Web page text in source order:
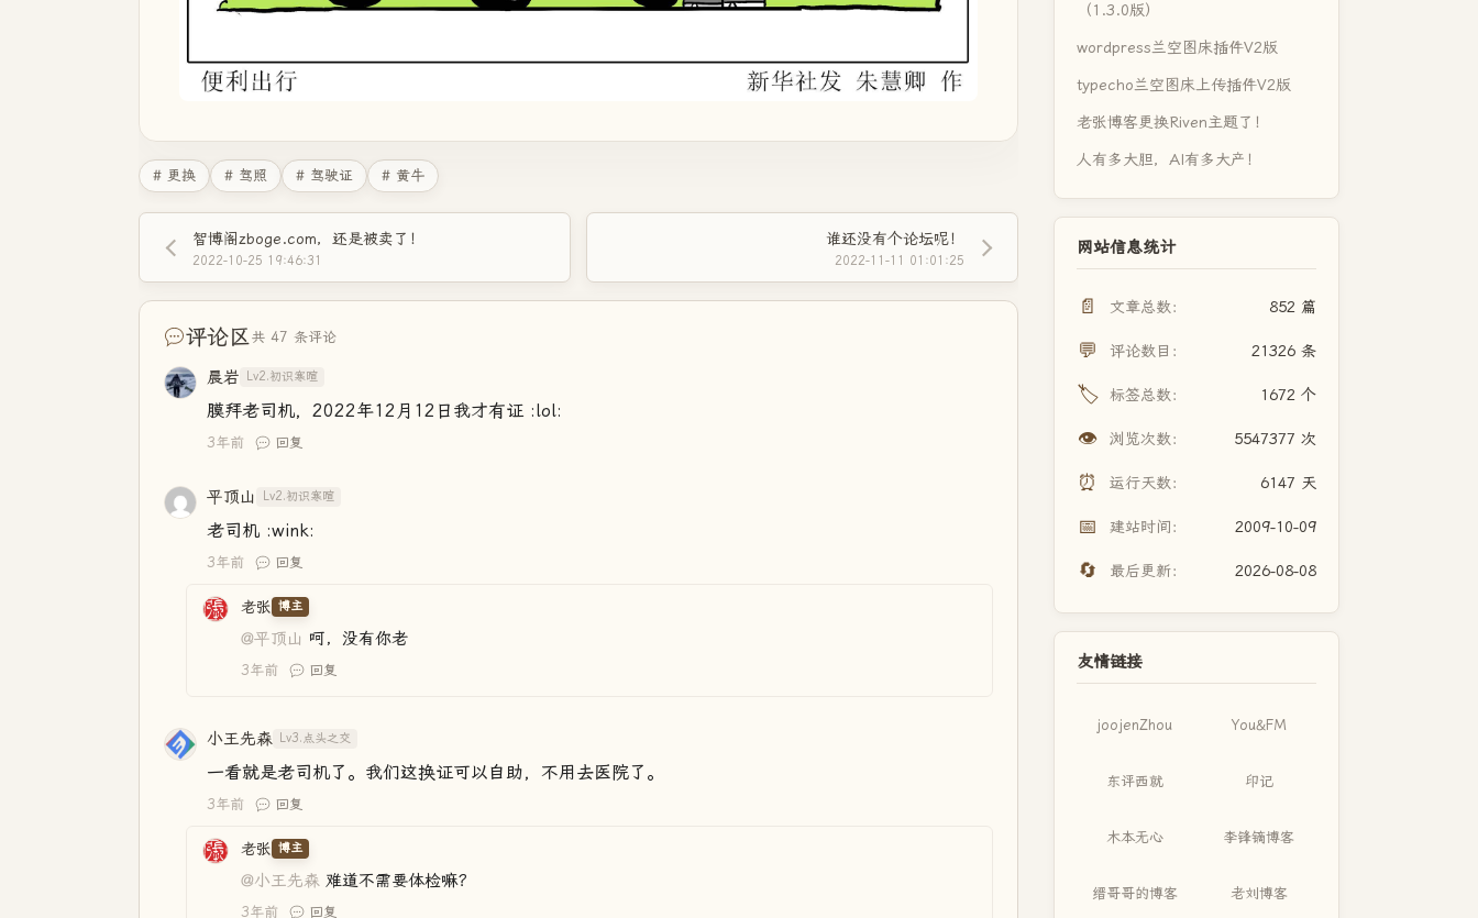
# 更换 # 驾照 # 驾驶证 # 黄牛
智博阁zboge.com，还是被卖了！
2022-10-25 19:46:31
谁还没有个论坛呢！
2022-11-11 01:01:25
评论区共 47 条评论
晨岩 Lv2.初识寒暄
膜拜老司机，2022年12月12日我才有证 :lol:
3年前 回复
平顶山 Lv2.初识寒暄
老司机 :wink:
3年前 回复
老张 博主
@平顶山 呵，没有你老
3年前 回复
小王先森 Lv3.点头之交
一看就是老司机了。我们这换证可以自助，不用去医院了。
3年前 回复
老张 博主
@小王先森 难道不需要体检嘛？
3年前 回复
（1.3.0版）
wordpress兰空图床插件V2版
typecho兰空图床上传插件V2版
老张博客更换Riven主题了！
人有多大胆，AI有多大产！
网站信息统计
📄 文章总数： 852 篇
💬 评论数目： 21326 条
🏷️ 标签总数： 1672 个
👁️ 浏览次数： 5547377 次
⏰ 运行天数： 6147 天
📅 建站时间： 2009-10-09
🔄 最后更新： 2026-08-08
友情链接
joojenZhou You&FM
东评西就 印记
木本无心 李锋镝博客
缙哥哥的博客 老刘博客